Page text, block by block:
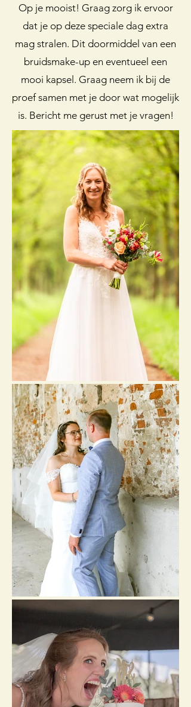
Op je mooist! Graag zorg ik ervoor
dat je op deze speciale dag extra
mag stralen. Dit doormiddel van een
bruidsmake-up en eventueel een
mooi kapsel. Graag neem ik bij de
proef samen met je door wat mogelijk
is. Bericht me gerust met je vragen!